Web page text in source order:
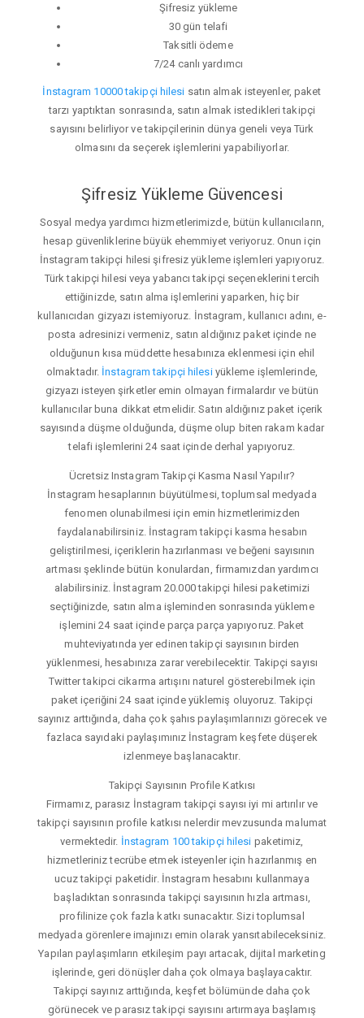
Şifresiz yükleme
30 gün telafi
Taksitli ödeme
7/24 canlı yardımcı
İnstagram 10000 takipçi hilesi satın almak isteyenler, paket
tarzı yaptıktan sonrasında, satın almak istedikleri takipçi
sayısını belirliyor ve takipçilerinin dünya geneli veya Türk
olmasını da seçerek işlemlerini yapabiliyorlar.
Şifresiz Yükleme Güvencesi
Sosyal medya yardımcı hizmetlerimizde, bütün kullanıcıların,
hesap güvenliklerine büyük ehemmiyet veriyoruz. Onun için
İnstagram takipçi hilesi şifresiz yükleme işlemleri yapıyoruz.
Türk takipçi hilesi veya yabancı takipçi seçeneklerini tercih
ettiğinizde, satın alma işlemlerini yaparken, hiç bir
kullanıcıdan gizyazı istemiyoruz. İnstagram, kullanıcı adını, e-
posta adresinizi vermeniz, satın aldığınız paket içinde ne
olduğunun kısa müddette hesabınıza eklenmesi için ehil
olmaktadır. İnstagram takipçi hilesiyükleme işlemlerinde,
gizyazı isteyen şirketler emin olmayan firmalardır ve bütün
kullanıcılar buna dikkat etmelidir. Satın aldığınız paket içerik
sayısında düşme olduğunda, düşme olup biten rakam kadar
telafi işlemlerini 24 saat içinde derhal yapıyoruz.
Ücretsiz Instagram Takipçi Kasma Nasıl Yapılır?
İnstagram hesaplarının büyütülmesi, toplumsal medyada
fenomen olunabilmesi için emin hizmetlerimizden
faydalanabilirsiniz. İnstagram takipçi kasma hesabın
geliştirilmesi, içeriklerin hazırlanması ve beğeni sayısının
artması şeklinde bütün konulardan, firmamızdan yardımcı
alabilirsiniz. İnstagram 20.000 takipçi hilesi paketimizi
seçtiğinizde, satın alma işleminden sonrasında yükleme
işlemini 24 saat içinde parça parça yapıyoruz. Paket
muhteviyatında yer edinen takipçi sayısının birden
yüklenmesi, hesabınıza zarar verebilecektir. Takipçi sayısı
Twitter takipci cikarma artışını naturel gösterebilmek için
paket içeriğini 24 saat içinde yüklemiş oluyoruz. Takipçi
sayınız arttığında, daha çok şahıs paylaşımlarınızı görecek ve
fazlaca sayıdaki paylaşımınız İnstagram keşfete düşerek
izlenmeye başlanacaktır.
Takipçi Sayısının Profile Katkısı
Firmamız, parasız İnstagram takipçi sayısı iyi mi artırılır ve
takipçi sayısının profile katkısı nelerdir mevzusunda malumat
vermektedir. İnstagram 100 takipçi hilesi paketimiz,
hizmetleriniz tecrübe etmek isteyenler için hazırlanmış en
ucuz takipçi paketidir. İnstagram hesabını kullanmaya
başladıktan sonrasında takipçi sayısının hızla artması,
profilinize çok fazla katkı sunacaktır. Sizi toplumsal
medyada görenlere imajınızı emin olarak yansıtabileceksiniz.
Yapılan paylaşımların etkileşim payı artacak, dijital marketing
işlerinde, geri dönüşler daha çok olmaya başlayacaktır.
Takipçi sayınız arttığında, keşfet bölümünde daha çok
görünecek ve parasız takipçi sayısını artırmaya başlamış